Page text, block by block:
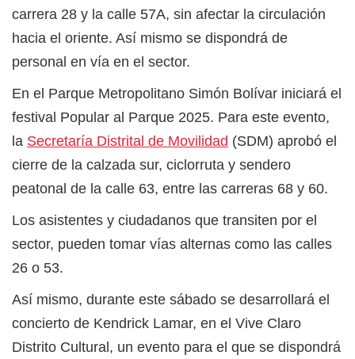
carrera 28 y la calle 57A, sin afectar la circulación
hacia el oriente. Así mismo se dispondrá de
personal en vía en el sector.
En el Parque Metropolitano Simón Bolívar iniciará el
festival Popular al Parque 2025. Para este evento,
la Secretaría Distrital de Movilidad (SDM) aprobó el
cierre de la calzada sur, ciclorruta y sendero
peatonal de la calle 63, entre las carreras 68 y 60.
Los asistentes y ciudadanos que transiten por el
sector, pueden tomar vías alternas como las calles
26 o 53.
Así mismo, durante este sábado se desarrollará el
concierto de Kendrick Lamar, en el Vive Claro
Distrito Cultural, un evento para el que se dispondrá